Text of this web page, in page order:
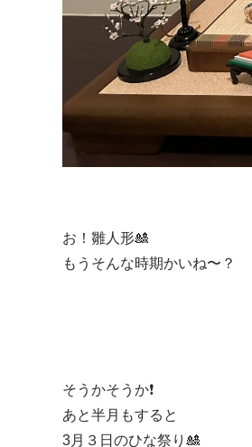
お！雛人形🎎
もうそんな時期かいね〜？
そうかそうか❗️
あと半月もすると
3月３日のひな祭り🎎